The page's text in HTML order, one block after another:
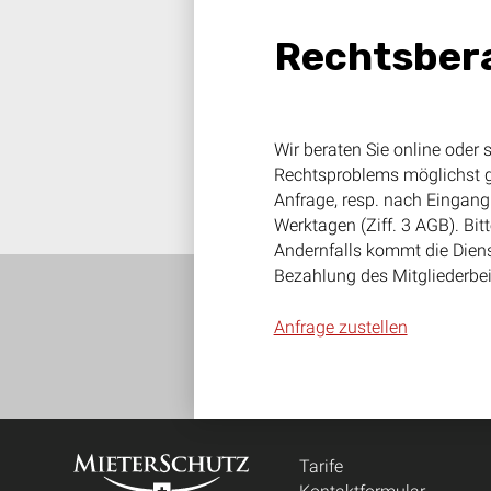
Wir beraten Sie online oder
Rechtsproblems möglichst
Anfrage, resp. nach
Werktagen (Ziff. 3 AGB).
Andernfalls kommt die
Bezahlung des
Anfrage zustellen
Footer
Tarife